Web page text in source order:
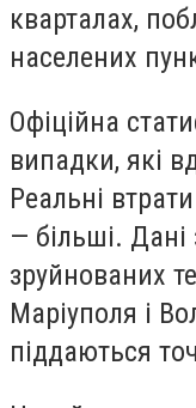
кварталах,
населених
Офіційна
випадки, які
Реальні
— більші.
зруйнованих
Маріуполя і
піддаються